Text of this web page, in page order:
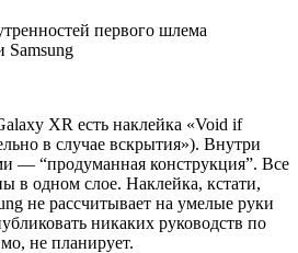
XR есть наклейка «Void if
в случае вскрытия»). Внутри
— “продуманная конструкция”. Все
в одном слое. Наклейка, кстати,
не рассчитывает на умелые руки
никаких руководств по
не планирует.